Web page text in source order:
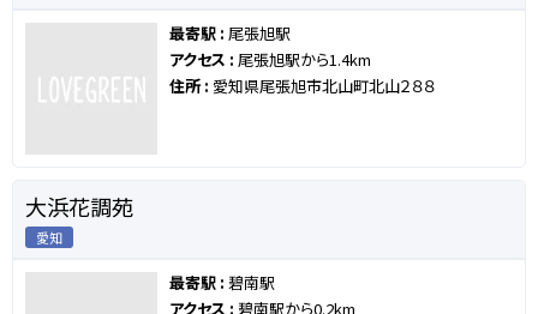
最寄駅 : 尾張旭駅
アクセス : 尾張旭駅から1.4km
住所 : 愛知県尾張旭市北山町北山２８８
大浜花調苑
愛知
最寄駅 : 碧南駅
アクセス : 碧南駅から0.2km